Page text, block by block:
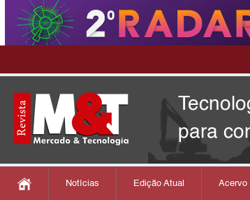
para
Notícias Edição Atual Acervo